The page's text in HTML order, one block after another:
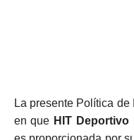
La presente Política
en que HIT Deportivo